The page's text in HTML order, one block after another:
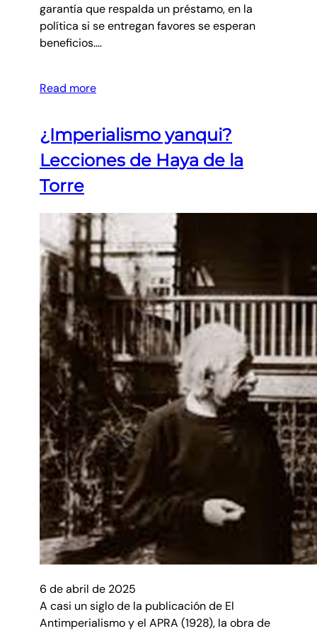
garantía que respalda un préstamo, en la
política si se entregan favores se esperan
beneficios.…
Read more
¿Imperialismo yanqui?
Lecciones de Haya de la
Torre
6 de abril de 2025
A casi un siglo de la publicación de El
Antimperialismo y el APRA (1928), la obra de